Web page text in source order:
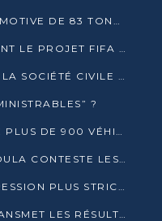
AGL MET SUR RAIL UNE LOCOMOTIVE DE 83 TONNES À POINTE-NOIRE
FOOTBALL : LE CONGO OBTIENT LE PROJET FIFA ARENA POUR SES 15 DÉPARTEMENTS
GOUVERNANCE FORESTIÈRE : LA SOCIÉTÉ CIVILE CONGOLAISE AFFICHE SES PRIORITÉS POUR 2026
?
CONGO TERMINAL DÉCHARGE PLUS DE 900 VÉHICULES EN QUELQUES HEURES
PRÉSIDENTIELLE : DAVE MAFOULA CONTESTE LES RÉSULTATS PROVISOIRES
LA DGSP ANNONCE UNE RÉPRESSION PLUS STRICTE CONTRE LES MOTO-TAXIS
PRÉSIDENTIELLE : LA CNEI TRANSMET LES RÉSULTATS PROVISOIRES À LA COUR CONSTITUTIONNELLE